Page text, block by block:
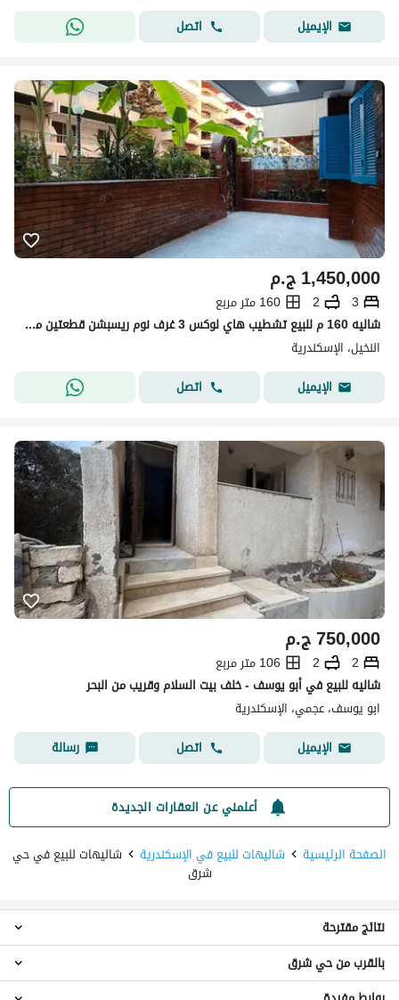
الإيميل
اتصل
ج.م1,450,000
3
2
160 متر مربع
شاليه 160 م للبيع تشطيب هاي لوكس 3 غرف نوم ريسبشن قطعتين مطبخ 2 حمام حمام سباحه خاص جنينه ترأس كبير بالاسكندريه العجمي الكيلو21 بشاطئ النخيل 5 نمره بحر بموقع متميز جدا
النخيل، الإسكندرية
الإيميل
اتصل
ج.م750,000
2
2
106 متر مربع
شاليه للبيع في أبو يوسف - خلف بيت السلام وقريب من البحر
ابو يوسف، عجمي، الإسكندرية
الإيميل
اتصل رسالة
أعلمني عن العقارات الجديدة
الصفحة الرئيسية
شاليهات للبيع في الإسكندرية شاليهات للبيع في حي
شرق
شاليهات 2 غرفة نوم للبيع في حي شرق
شقق للبيع في حي شرق
نتائج مقترحة
بالقرب من حي شرق